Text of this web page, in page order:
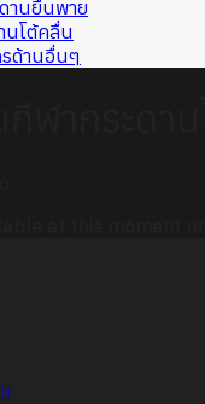
านยืนพาย
นโต้คลื่น
ด้านอื่นๆ